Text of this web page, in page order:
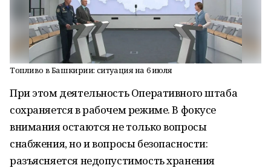
Топливо в Башкирии: ситуация на 6 июля
При этом деятельность Оперативного штаба
сохраняется в рабочем режиме. В фокусе
внимания остаются не только вопросы
снабжения, но и вопросы безопасности:
разъясняется недопустимость хранения